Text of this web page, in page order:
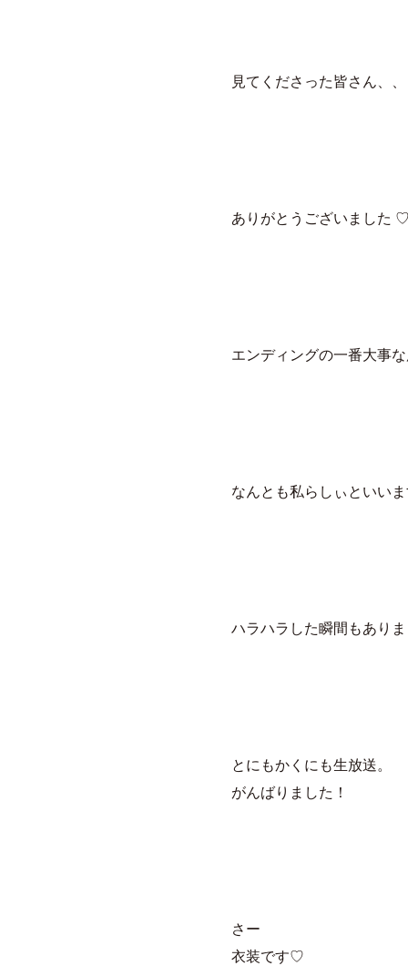
見てくださった皆さん、、
ありがとうございました
エンディングの一番大事
なんとも私らしぃといい
ハラハラした瞬間もあり
とにもかくにも生放送。
がんばりました！
さー
衣装です♡